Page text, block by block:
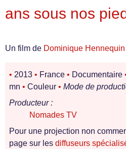
ans sous nos
Un film de Dominique Hennequin
• 2013 • France • Documentaire
mn • Couleur • Mode de
Producteur :
Nomades TV
Pour une projection non
page sur les diffuseurs